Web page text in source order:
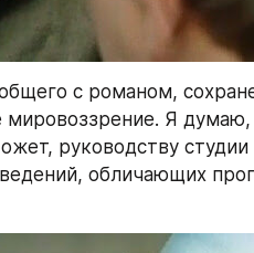
с романом,
Я думаю,
руководству
обличающих